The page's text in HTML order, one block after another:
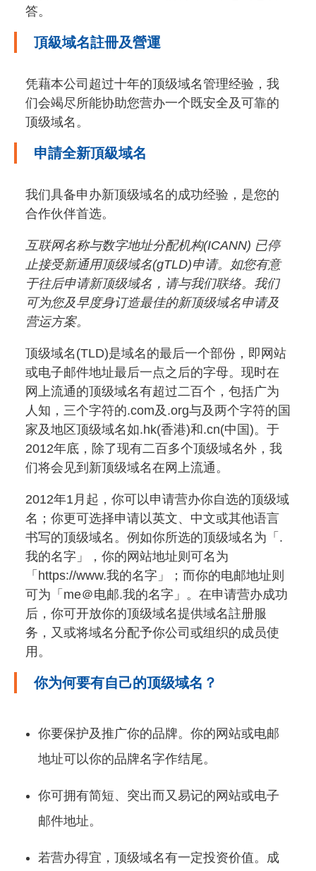
答。
頂級域名註冊及營運
凭藉本公司超过十年的顶级域名管理经验，我
们会竭尽所能协助您营办一个既安全及可靠的
顶级域名。
申請全新頂級域名
我们具备申办新顶级域名的成功经验，是您的
合作伙伴首选。
互联网名称与数字地址分配机构(ICANN) 已停
止接受新通用顶级域名(gTLD)申请。如您有意
于往后申请新顶级域名，请与我们联络。我们
可为您及早度身订造最佳的新顶级域名申请及
营运方案。
顶级域名(TLD)是域名的最后一个部份，即网站
或电子邮件地址最后一点之后的字母。现时在
网上流通的顶级域名有超过二百个，包括广为
人知，三个字符的.com及.org与及两个字符的国
家及地区顶级域名如.hk(香港)和.cn(中国)。于
2012年底，除了现有二百多个顶级域名外，我
们将会见到新顶级域名在网上流通。
2012年1月起，你可以申请营办你自选的顶级域
名；你更可选择申请以英文、中文或其他语言
书写的顶级域名。例如你所选的顶级域名为「.
我的名字」，你的网站地址则可名为
「https://www.我的名字」；而你的电邮地址则
可为「me＠电邮.我的名字」。在申请营办成功
后，你可开放你的顶级域名提供域名註册服
务，又或将域名分配予你公司或组织的成员使
用。
你为何要有自己的顶级域名？
你要保护及推广你的品牌。你的网站或电邮
地址可以你的品牌名字作结尾。
你可拥有简短、突出而又易记的网站或电子
邮件地址。
若营办得宜，顶级域名有一定投资价值。成